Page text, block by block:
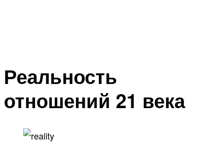
Реальность
отношений 21 века